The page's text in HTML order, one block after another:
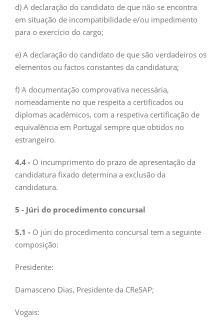
d) A declaração do candidato de que não se encontra
em situação de incompatibilidade e/ou impedimento
para o exercício do cargo;
e) A declaração do candidato de que são verdadeiros os
elementos ou factos constantes da candidatura;
f) A documentação comprovativa necessária,
nomeadamente no que respeita a certificados ou
diplomas académicos, com a respetiva certificação de
equivalência em Portugal sempre que obtidos no
estrangeiro.
4.4 - O incumprimento do prazo de apresentação da
candidatura fixado determina a exclusão da
candidatura.
5 - Júri do procedimento concursal
5.1 - O júri do procedimento concursal tem a seguinte
composição:
Presidente:
Damasceno Dias, Presidente da CReSAP;
Vogais: